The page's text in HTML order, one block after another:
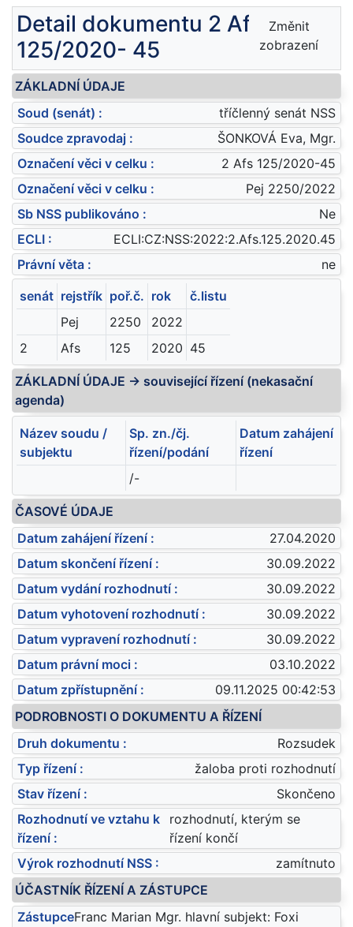
Detail dokumentu 2 Afs
125/2020- 45
Změnit
zobrazení
ZÁKLADNÍ ÚDAJE
Soud (senát) :
tříčlenný senát NSS
Soudce zpravodaj :
ŠONKOVÁ Eva, Mgr.
Označení věci v celku :
2 Afs 125/2020-45
Označení věci v celku :
Pej 2250/2022
Sb NSS publikováno :
Ne
ECLI :
ECLI:CZ:NSS:2022:2.Afs.125.2020.45
Právní věta :
ne
senát rejstřík poř.č. rok
č.listu
Pej
2250
2022
2
Afs 125 2020 45
ZÁKLADNÍ ÚDAJE -> související řízení (nekasační
agenda)
Název soudu /
subjektu
Sp. zn./čj.
řízení/podání
Datum zahájení
řízení
/-
ČASOVÉ ÚDAJE
Datum zahájení řízení :
27.04.2020
Datum skončení řízení :
30.09.2022
Datum vydání rozhodnutí :
30.09.2022
Datum vyhotovení rozhodnutí :
30.09.2022
Datum vypravení rozhodnutí :
30.09.2022
Datum právní moci :
03.10.2022
Datum zpřístupnění :
09.11.2025 00:42:53
PODROBNOSTI O DOKUMENTU A ŘÍZENÍ
Druh dokumentu :
Rozsudek
Typ řízení :
žaloba proti rozhodnutí
Stav řízení :
Skončeno
Rozhodnutí ve vztahu k
řízení :
rozhodnutí, kterým se
řízení končí
Výrok rozhodnutí NSS :
zamítnuto
ÚČASTNÍK ŘÍZENÍ A ZÁSTUPCE
ZástupceFranc Marian Mgr. hlavní subjekt: Foxi